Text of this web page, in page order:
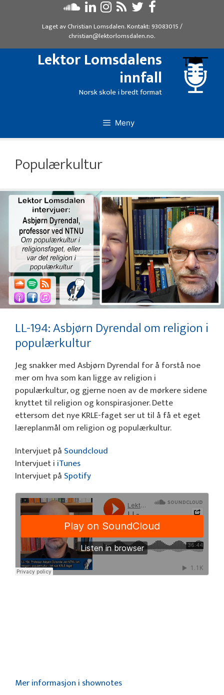
Laget avChristian Lomsdalen. Kontakt: 93083015/
christian@lektorlomsdalen.no.
Lektor Lomsdalens
innfall
Norsk skole i bredt format
Meny
Populærkultur
LL-194: Asbjørn Dyrendal om religion i
populærkultur
Jeg snakker med Asbjørn Dyrendal for å forstå noe
mer om hva som kan ligge av religion i
populærkultur, og gjerne noen av de mørkere sidene
knyttet til religion og konspirasjoner. Dette
ettersom det nye KRLE-faget ser ut til å få et eget
læreplanmål om religion og populærkultur.
Intervjuet på Soundcloud
Intervjuet i iTunes
Intervjuet på Spotify
Mer informasjon i shownotes